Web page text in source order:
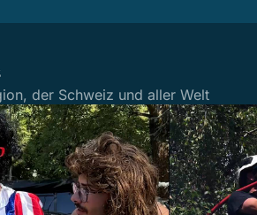
der Schweiz und aller Welt